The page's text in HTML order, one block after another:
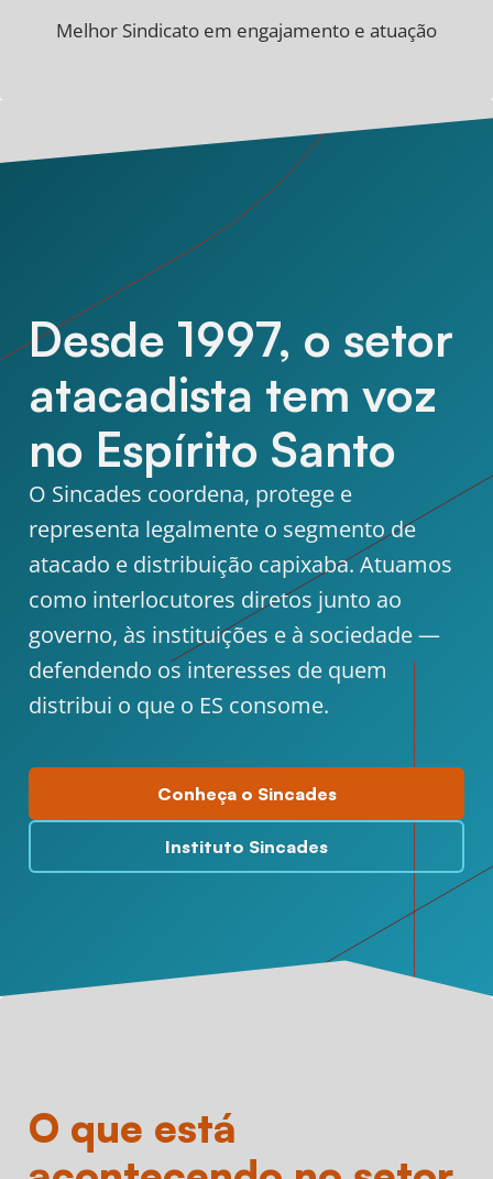
Melhor Sindicato em engajamento e atuação
Desde 1997, o setor
atacadista tem voz
no Espírito Santo
O Sincades coordena, protege e
representa legalmente o segmento de
atacado e distribuição capixaba. Atuamos
como interlocutores diretos junto ao
governo, às instituições e à sociedade —
defendendo os interesses de quem
distribui o que o ES consome.
Conheça o Sincades
Instituto Sincades
O que está